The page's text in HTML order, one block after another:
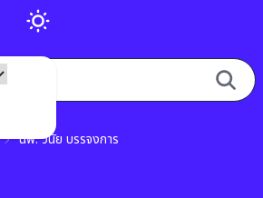
นพ. วินัย บรรจงการ